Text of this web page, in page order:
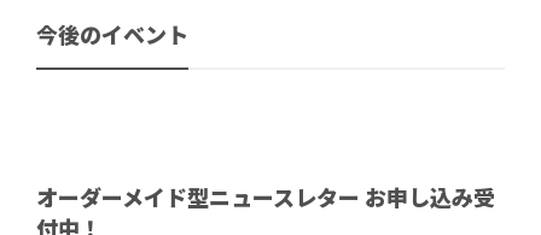
今後のイベント
オーダーメイド型ニュースレター お申し込み受